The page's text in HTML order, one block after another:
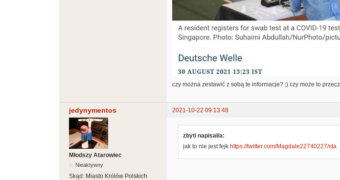
czy można zestawić z sobą te informacje? ;) czy może to
jedynymentos 2021-10-22 09:13:48
Młodszy Atarowiec
Nieaktywny
Skąd: Miasto Królów Polskich
zbyti napisał/a:
jak to nie jest fejk https://twitter.com/Magdale22740227/sta